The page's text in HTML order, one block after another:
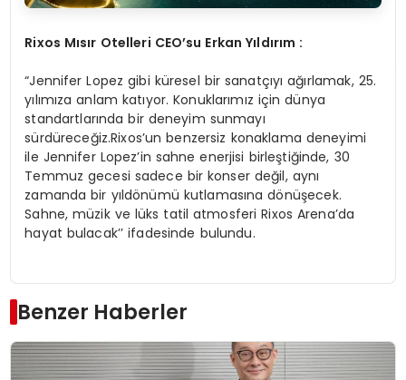
Rixos Mısır Otelleri CEO’su Erkan Yıldırım :
“Jennifer Lopez gibi küresel bir sanatçıyı ağırlamak, 25.
yılımıza anlam katıyor. Konuklarımız için dünya
standartlarında bir deneyim sunmayı
sürdüreceğiz.Rixos’un benzersiz konaklama deneyimi
ile Jennifer Lopez’in sahne enerjisi birleştiğinde, 30
Temmuz gecesi sadece bir konser değil, aynı
zamanda bir yıldönümü kutlamasına dönüşecek.
Sahne, müzik ve lüks tatil atmosferi Rixos Arena’da
hayat bulacak’’ ifadesinde bulundu.
Benzer Haberler